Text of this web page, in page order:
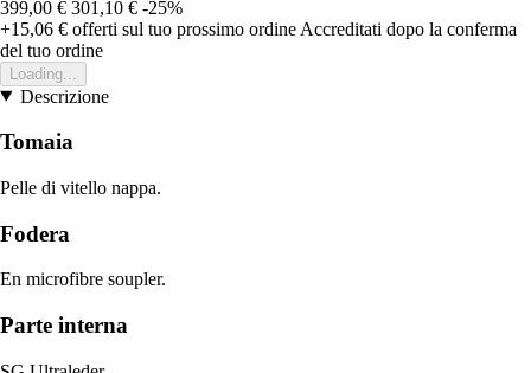
399,00 € 301,10 € -25%
+15,06 € offerti sul tuo prossimo ordine Accreditati dopo la conferma
del tuo ordine
Loading...
Descrizione
Tomaia
Pelle di vitello nappa.
Fodera
En microfibre soupler.
Parte interna